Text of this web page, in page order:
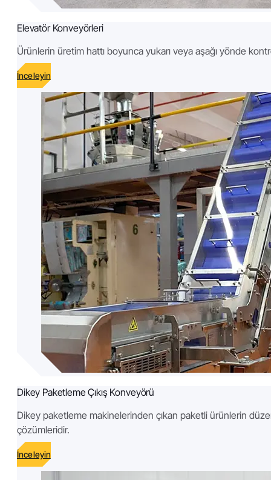
Elevatör Konveyörleri
Ürünlerin üretim hattı boyunca yukarı veya aşağı yönde
İnceleyin
Dikey Paketleme Çıkış Konveyörü
Dikey paketleme makinelerinden çıkan paketli ürünlerin
çözümleridir.
İnceleyin